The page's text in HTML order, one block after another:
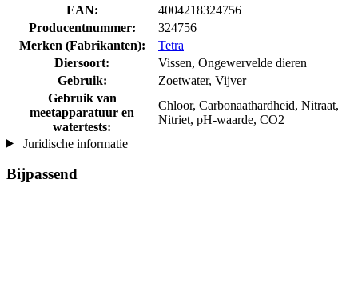
EAN:
4004218324756
Producentnummer:
324756
Merken (Fabrikanten):
Tetra
Diersoort:
Vissen, Ongewervelde dieren
Gebruik:
Zoetwater, Vijver
Gebruik van
meetapparatuur en
watertests:
Chloor, Carbonaathardheid, Nitraat,
Nitriet, pH-waarde, CO2
Juridische informatie
Bijpassend